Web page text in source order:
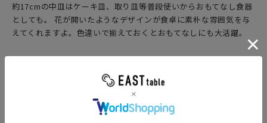
約17cmの中皿はケーキ皿、取り皿等普段使いからおもてなし食器
としても。 花が開いたようなデザインが食卓に素朴な雰囲気を与
えてくれますよ。色違いで揃えておくとおもてなしにも大活躍。
【和食器 和皿について】
家族人数分のおかずの盛付け、おもてなしの大皿料理に。ほかに